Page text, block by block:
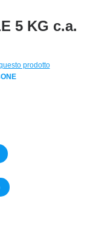
5 KG c.a.
prodotto